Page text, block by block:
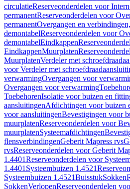
circulatieReserveonderdelen voor
permanentReserveonderdelen voor
permanentOvergangen en verbindingen,
demontabelReserveonderdelen voor
demontabelEindkappen
EindkappenMuurplaten
MuurplatenVerdeler met
voor Verdeler met
verwarmingOvergangen voor
Overgangen voor verwarming
ToebehorenIsolatie voor buizen en
aansluitingenAfdichtingen voor buizen
voor aansluitingenBevestigingen voor
muurplatenReserveonderdelen voor
muurplatenSysteemafdichtingen
flensverbindingenGeberit Mapress rvs
rvsReserveonderdelen voor Geberit
1.4401Reserveonderdelen voor
1.4401 Systeembuizen 1.4521
Systeembuizen 1.4521BuisstukSokken
SokkenVerlopenReserveonderdelen